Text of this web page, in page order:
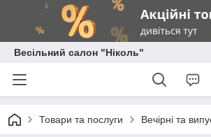
Весільний салон "Ніколь"
Товари та послуги Вечірні та